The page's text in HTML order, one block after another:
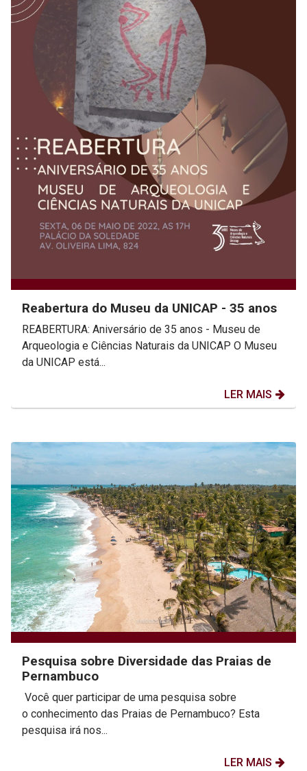
Reabertura do Museu da UNICAP - 35 anos
REABERTURA: Aniversário de 35 anos - Museu de
Arqueologia e Ciências Naturais da UNICAP O Museu
da UNICAP está...
LER MAIS
Pesquisa sobre Diversidade das Praias de
Pernambuco
Você quer participar de uma pesquisa sobre
o conhecimento das Praias de Pernambuco? Esta
pesquisa irá nos...
LER MAIS